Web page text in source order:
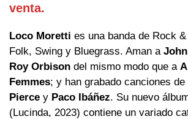
venta.
Loco Moretti es una banda de Rock
Folk, Swing y Bluegrass. Aman a
Roy Orbison del mismo modo que a
Femmes; y han grabado canciones de
Pierce y Paco Ibáñez. Su nuevo
(Lucinda, 2023) contiene un variado